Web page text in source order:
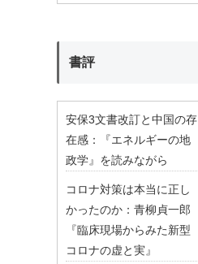
書評
安保3文書改訂と中国の存
在感：『エネルギーの地
政学』を読みながら
コロナ対策は本当に正し
かったのか：青柳貞一郎
『臨床現場からみた新型
コロナの虚と実』